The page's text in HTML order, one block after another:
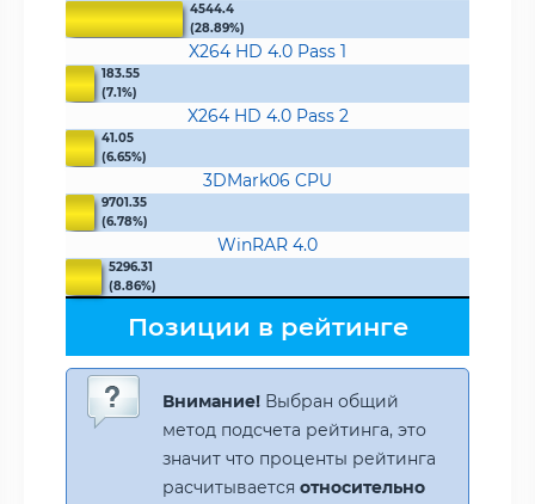
4544.4
(28.89%)
X264 HD 4.0 Pass 1
183.55
(7.1%)
X264 HD 4.0 Pass 2
41.05
(6.65%)
3DMark06 CPU
9701.35
(6.78%)
WinRAR 4.0
5296.31
(8.86%)
Позиции в рейтинге
Внимание! Выбран общий
метод подсчета рейтинга, это
значит что проценты рейтинга
расчитывается относительно